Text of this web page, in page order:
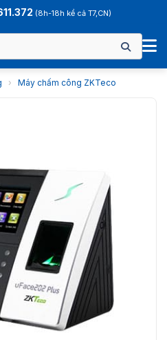
(8h-18h kể cả T7,CN)
› Máy chấm công ZKTeco